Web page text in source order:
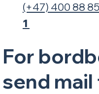
(+47) 400 88
1
For
send mail